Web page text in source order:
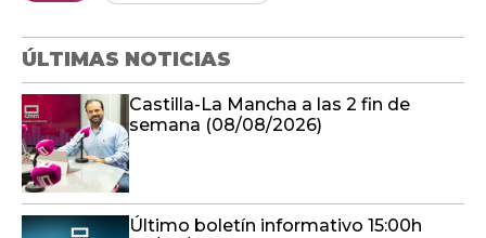
ÚLTIMAS NOTICIAS
Castilla-La Mancha a las 2 fin de
semana (08/08/2026)
Último boletín informativo 15:00h